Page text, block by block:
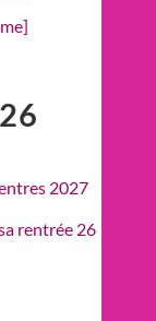
2027
rentrée 26